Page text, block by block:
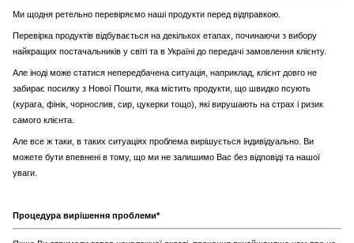
Ми щодня ретельно перевіряємо наші продукти перед відправкою.
Перевірка продуктів відбувається на декількох етапах, починаючи з вибору
найкращих постачальників у світі та в Україні до передачі замовлення клієнту.
Але іноді може статися непередбачена ситуація, наприклад, клієнт довго не
забирає посилку з Нової Пошти, яка містить продукти, що швидко псують
(курага, фінік, чорнослив, сир, цукерки тощо), які вирушають на страх і ризик
самого клієнта.
Але все ж таки, в таких ситуаціях проблема вирішується індивідуально. Ви
можете бути впевнені в тому, що ми не залишимо Вас без відповіді та нашої
уваги.
Процедура вирішення проблеми*